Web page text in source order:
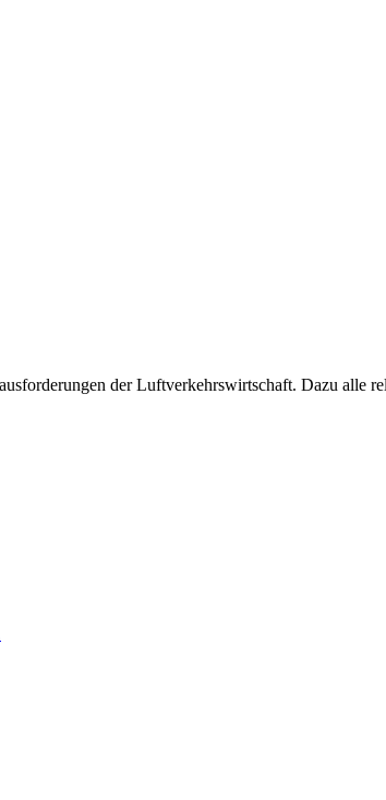
der Luftverkehrswirtschaft. Dazu alle